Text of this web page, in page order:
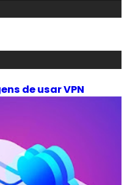
de usar VPN